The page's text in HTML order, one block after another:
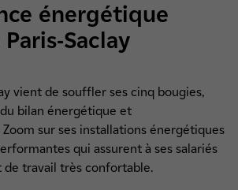
énergétique
Saclay
vient de souffler ses cinq bougies,
bilan énergétique et
sur ses installations énergétiques
qui assurent à ses salariés
de travail très confortable.